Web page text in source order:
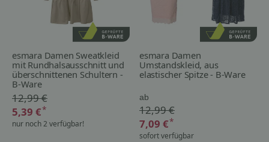
esmara Damen Sweatkleid
mit Rundhalsausschnitt und
überschnittenen Schultern -
B-Ware
12,99 €
5,39 €*
nur noch 2 verfügbar!
esmara Damen
Umstandskleid, aus
elastischer Spitze - B-Ware
ab
12,99 €
7,09 €*
sofort verfügbar